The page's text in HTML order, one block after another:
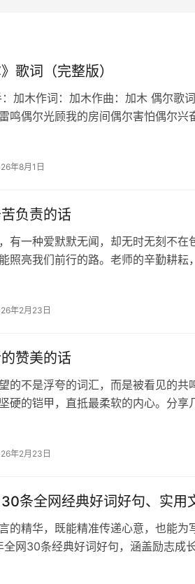
歌词（完整版）
：加木作词：加木作曲：加木 偶尔歌
鸣偶尔光顾我的房间偶尔害怕偶尔兴
年8月1日
负责的话
有一种爱默默无闻，却无时无刻不在
照亮我们前行的路。老师的辛勤耕耘
年2月23日
赞美的话
的不是浮夸的词汇，而是被看见的共
硬的铠甲，直抵最柔软的内心。分享
年2月23日
条全网经典好词好句、实用
的精华，既能精准传递心意，也能为
网30条经典好词好句，涵盖励志成